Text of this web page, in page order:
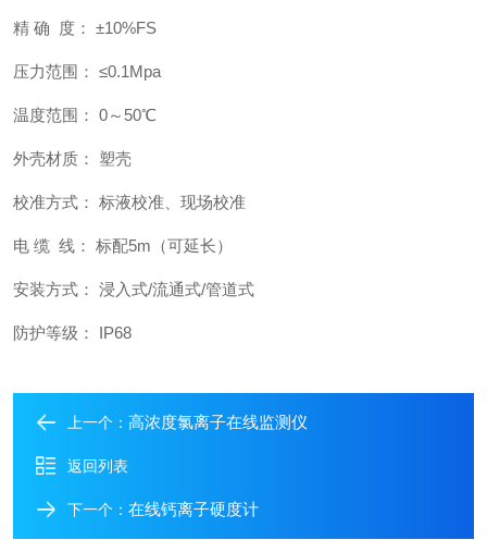
精 确 度： ±10%FS
压力范围： ≤0.1Mpa
温度范围： 0～50℃
外壳材质： 塑壳
校准方式： 标液校准、现场校准
电 缆 线： 标配5m（可延长）
安装方式： 浸入式/流通式/管道式
防护等级： IP68
上一个： 高浓度氯离子在线监测仪
返回列表
下一个： 在线钙离子硬度计